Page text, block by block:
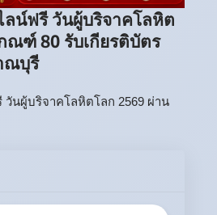
ลน์ฟรี วันผู้บริจาคโลหิต
ณฑ์ 80 รับเกียรติบัตร
ณบุรี
วันผู้บริจาคโลหิตโลก 2569 ผ่าน